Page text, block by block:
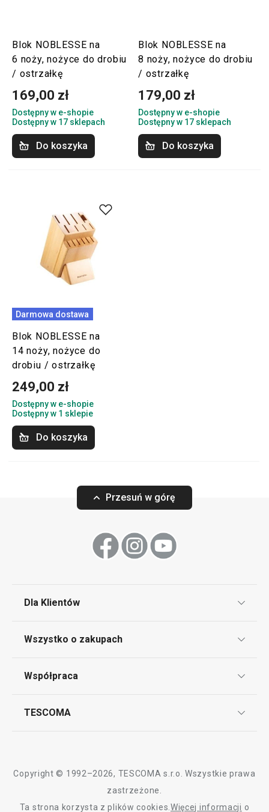
Blok NOBLESSE na
6 noży, nożyce do drobiu
/ ostrzałkę
169,00 zł
Dostępny w e-shopie
Dostępny w 17 sklepach
Do koszyka
Blok NOBLESSE na
8 noży, nożyce do drobiu
/ ostrzałkę
179,00 zł
Dostępny w e-shopie
Dostępny w 17 sklepach
Do koszyka
Darmowa dostawa
Blok NOBLESSE na
14 noży, nożyce do
drobiu / ostrzałkę
249,00 zł
Dostępny w e-shopie
Dostępny w 1 sklepie
Do koszyka
Przesuń w górę
Dla Klientów
Bony podarunkowe
Wszystko o zakupach
Dostawa i sposoby płatności
Współpraca
TESCOMA
Graficzne oznaczenie produktów
Copyright © 1992–2026, TESCOMA s.r.o. Wszystkie prawa
zastrzeżone.
Ta strona korzysta z plików cookies. Więcej informacji o